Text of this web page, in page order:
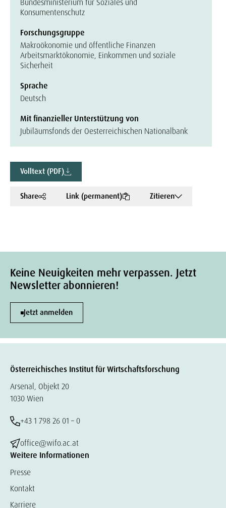
Bundesministerium für Soziales und
Konsumentenschutz
Forschungsgruppe
Makroökonomie und öffentliche Finanzen
Arbeitsmarktökonomie, Einkommen und soziale
Sicherheit
Sprache
Deutsch
Mit finanzieller Unterstützung von
Jubiläumsfonds der Oesterreichischen Nationalbank
Volltext (PDF)
Share Link (permanent) Zitieren
Keine Neuigkeiten mehr verpassen. Jetzt
Newsletter abonnieren!
Jetzt anmelden
Österreichisches Institut für Wirtschaftsforschung
Arsenal, Objekt 20
1030 Wien
+43 1 798 26 01 – 0
office@wifo.ac.at
Weitere Informationen
Presse
Kontakt
Karriere